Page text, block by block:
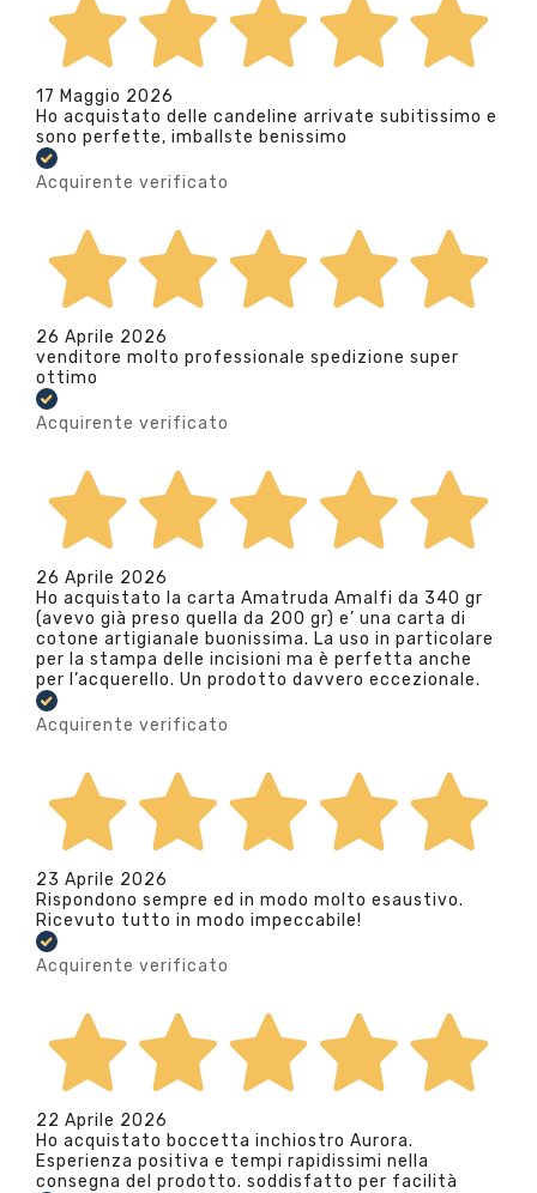
17 Maggio 2026
Ho acquistato delle candeline arrivate subitissimo e
sono perfette, imballste benissimo
Acquirente verificato
26 Aprile 2026
venditore molto professionale spedizione super
ottimo
Acquirente verificato
26 Aprile 2026
Ho acquistato la carta Amatruda Amalfi da 340 gr
(avevo già preso quella da 200 gr) e’ una carta di
cotone artigianale buonissima. La uso in particolare
per la stampa delle incisioni ma è perfetta anche
per l’acquerello. Un prodotto davvero eccezionale.
Acquirente verificato
23 Aprile 2026
Rispondono sempre ed in modo molto esaustivo.
Ricevuto tutto in modo impeccabile!
Acquirente verificato
22 Aprile 2026
Ho acquistato boccetta inchiostro Aurora.
Esperienza positiva e tempi rapidissimi nella
consegna del prodotto. soddisfatto per facilità